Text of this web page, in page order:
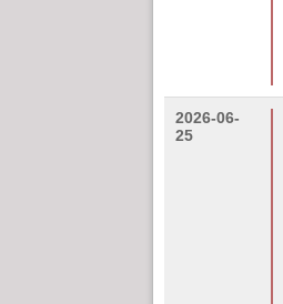
2026-06-
25